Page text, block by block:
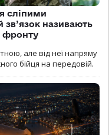
сліпими
називають
фронту
але від неї напряму
бійця на передовій.